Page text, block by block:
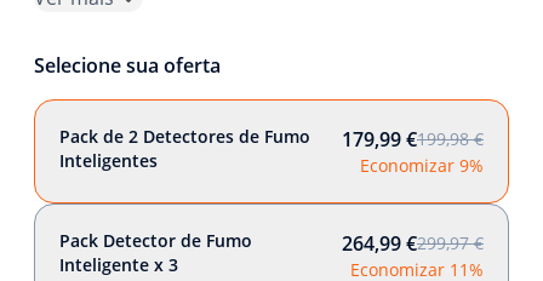
Selecione sua oferta
Pack de 2 Detectores de Fumo
Inteligentes
179,99 €199,98 €
Economizar 9%
Pack Detector de Fumo
Inteligente x 3
264,99 €299,97 €
Economizar 11%